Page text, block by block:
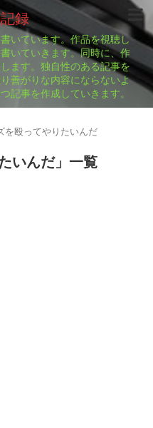
録
いています。作品を視聴し
いていきます。同時に、作
ます。独自性のある記事を
善がりな内容にならないよ
記事を作成していきます。
を殴ってやりたいんだ
いんだ」 一覧